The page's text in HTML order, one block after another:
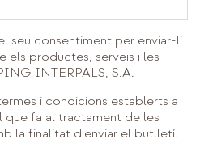
seu consentiment per enviar-li
els productes, serveis i les
INTERPALS, S.A.
i condicions establerts a
fa al tractament de les
la finalitat d'enviar el butlletí.